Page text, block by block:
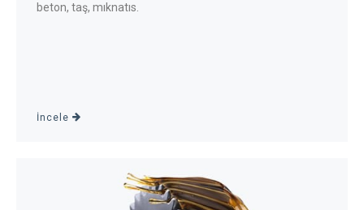
beton, taş, mıknatıs.
İncele